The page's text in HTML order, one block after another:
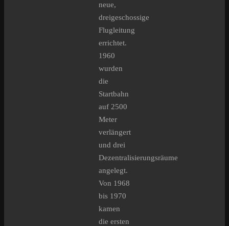
neue,
dreigeschossige
Flugleitung
errichtet.
1960
wurden
die
Startbahn
auf 2500
Meter
verlängert
und drei
Dezentralisierungsräume
angelegt.
Von 1968
bis 1970
kamen
die ersten